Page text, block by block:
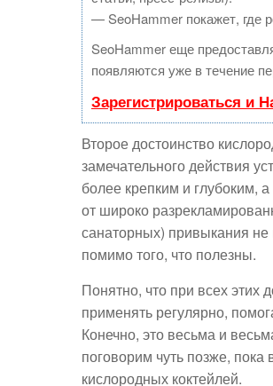
— SeoHammer покажет, где
SeoHammer еще
появляются уже в течение
Зарегистрироваться и
Второе достоинство
замечательного действия
более крепким и глубоким,
от широко
санаторных) привыкания
помимо того, что полезны.
Понятно, что при всех этих
применять регулярно,
Конечно, это весьма и
поговорим чуть позже,
кислородных коктейлей.